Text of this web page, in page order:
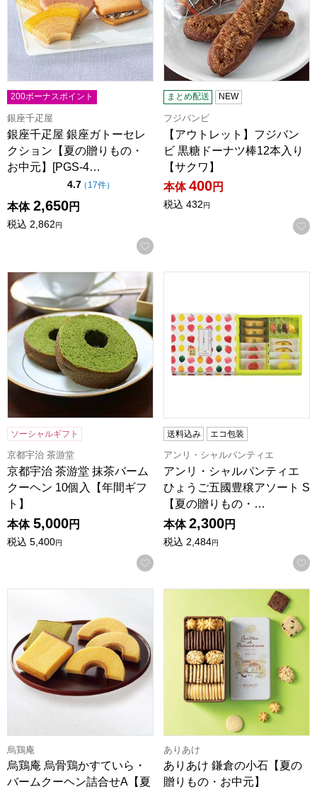
200ボーナスポイント
銀座千疋屋
銀座千疋屋 銀座ガトーセレ
クション【夏の贈りもの・
お中元】[PGS-4…
4.7点（5点満点中）
（ 17件の評価
）
本体 2,650円
税込 2,862円
お気に入りに登録する
まとめ配送 NEW
フジバンビ
【アウトレット】フジバン
ビ 黒糖ドーナツ棒12本入り
【サクワ】
本体 400円
税込 432円
京都宇治 茶游堂 抹茶バームクーヘン 10個入【年間ギフト】
ソーシャルギフト
京都宇治 茶游堂
京都宇治 茶游堂 抹茶バーム
クーヘン 10個入【年間ギフ
ト】
本体 5,000円
税込 5,400円
お気に入りに登録する
送料込み エコ包装
アンリ・シャルパンティエ
アンリ・シャルパンティエ
ひょうご五國豊穣アソート S
【夏の贈りもの・…
本体 2,300円
税込 2,484円
烏鶏庵 烏骨鶏かすていら・バームクーヘン詰合せA【夏の
烏鶏庵
烏鶏庵 烏骨鶏かすていら・
バームクーヘン詰合せA【夏
ありあけ 鎌倉の小石【夏の
ありあけ
ありあけ 鎌倉の小石【夏の
贈りもの・お中元】